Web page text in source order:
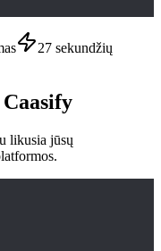
27 sekundžių
Caasify
likusia jūsų